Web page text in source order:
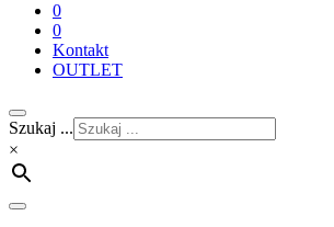
0
0
Kontakt
OUTLET
Szukaj ...
×